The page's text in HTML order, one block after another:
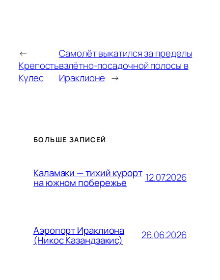
←
Крепость
Кулес
Самолёт выкатился за пределы
взлётно-посадочной полосы в
Ираклионе →
БОЛЬШЕ ЗАПИСЕЙ
Каламаки — тихий курорт
на южном побережье 12.07.2026
Аэропорт Ираклиона
(Никос Казандзакис) 26.06.2026